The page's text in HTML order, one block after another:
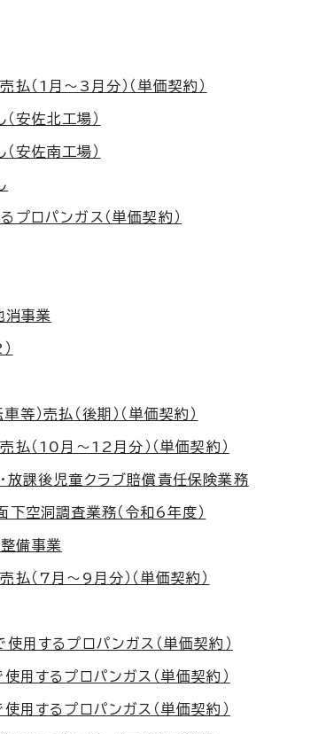
払（1月～3月分）（単価契約）
安佐北工場）
安佐南工場）
プロパンガス（単価契約）
消事業
等）売払（後期）（単価契約）
払（10月～12月分）（単価契約）
放課後児童クラブ賠償責任保険業務
下空洞調査業務（令和6年度）
備事業
払（7月～9月分）（単価契約）
用するプロパンガス（単価契約）
用するプロパンガス（単価契約）
用するプロパンガス（単価契約）